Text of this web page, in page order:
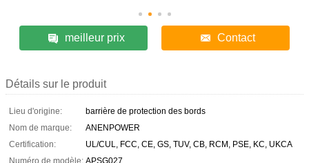
meilleur prix Contact
Détails sur le produit
Lieu d'origine:
barrière de protection des bords
Nom de marque:
ANENPOWER
Certification:
UL/CUL, FCC, CE, GS, TUV, CB, RCM, PSE, KC, UKCA
Numéro de modèle: APSG027